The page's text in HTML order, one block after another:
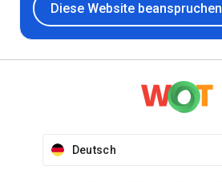
Diese Website beanspruchen
Deutsch